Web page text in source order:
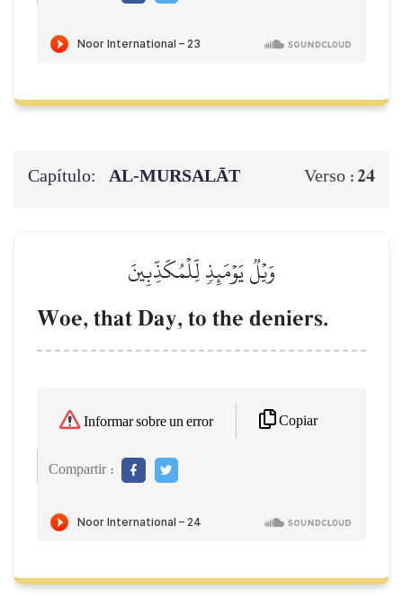
Capítulo: AL‑MURSALĀT Verso :24
وَيۡلٞ يَوۡمَئِذٖ لِّلۡمُكَذِّبِينَ
Woe, that Day, to the deniers.
Informar sobre un error Copiar
Compartir :